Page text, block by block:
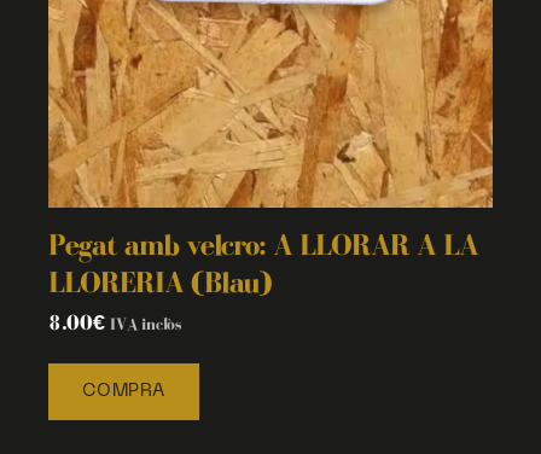
Pegat amb velcro: A LLORAR A LA
LLORERIA (Blau)
8.00€ IVA inclòs
COMPRA